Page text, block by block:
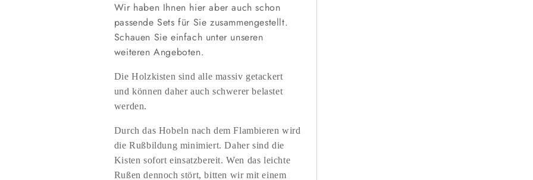
Wir haben Ihnen hier aber auch schon
passende Sets für Sie zusammengestellt.
Schauen Sie einfach unter unseren
weiteren Angeboten.
Die Holzkisten sind alle massiv getackert
und können daher auch schwerer belastet
werden.
Durch das Hobeln nach dem Flambieren wird
die Rußbildung minimiert. Daher sind die
Kisten sofort einsatzbereit. Wen das leichte
Rußen dennoch stört, bitten wir mit einem